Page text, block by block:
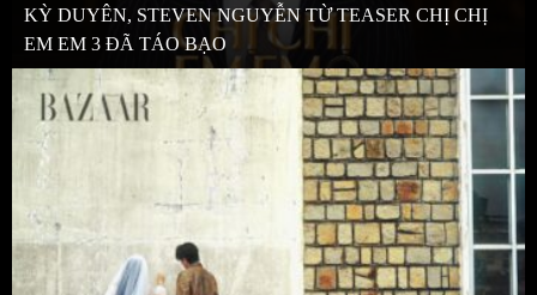
KỲ DUYÊN, STEVEN NGUYỄN TỪ TEASER CHỊ CHỊ
EM EM 3 ĐÃ TÁO BẠO